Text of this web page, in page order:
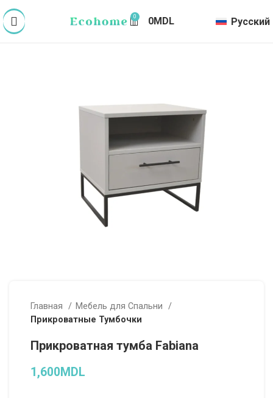
0 0MDL Русский
Главная
Мебель для Спальни
Прикроватные Тумбочки
Прикроватная тумба Fabiana
1,600MDL